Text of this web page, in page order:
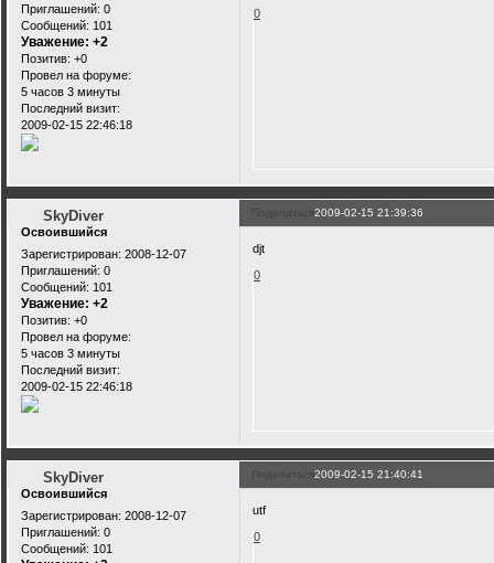
Приглашений: 0
Сообщений: 101
Уважение: +2
Позитив: +0
Провел на форуме:
5 часов 3 минуты
Последний визит:
2009-02-15 22:46:18
0
Поделиться2009-02-15 21:39:36
SkyDiver
Освоившийся
Зарегистрирован: 2008-12-07
Приглашений: 0
Сообщений: 101
Уважение: +2
Позитив: +0
Провел на форуме:
5 часов 3 минуты
Последний визит:
2009-02-15 22:46:18
djt
0
Поделиться2009-02-15 21:40:41
SkyDiver
Освоившийся
Зарегистрирован: 2008-12-07
Приглашений: 0
Сообщений: 101
utf
0